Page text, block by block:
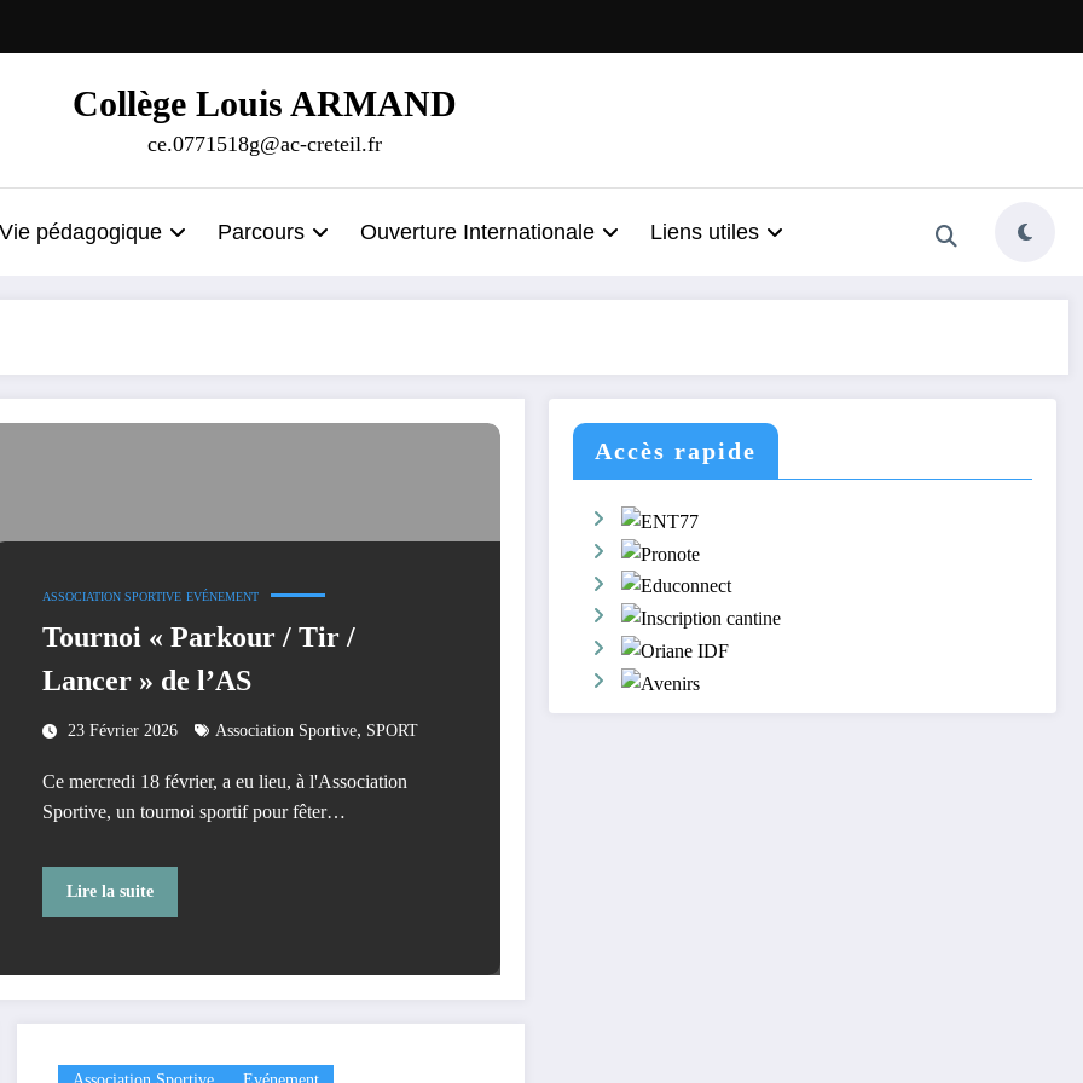
Collège Louis ARMAND
ce.0771518g@ac-creteil.fr
Vie pédagogique Parcours Ouverture Internationale Liens utiles
ASSOCIATION SPORTIVE EVÉNEMENT
Tournoi « Parkour / Tir /
Lancer » de l’AS
23 Février 2026 Association Sportive, SPORT
Ce mercredi 18 février, a eu lieu, à l'Association
Sportive, un tournoi sportif pour fêter…
Lire la suite
Accès rapide